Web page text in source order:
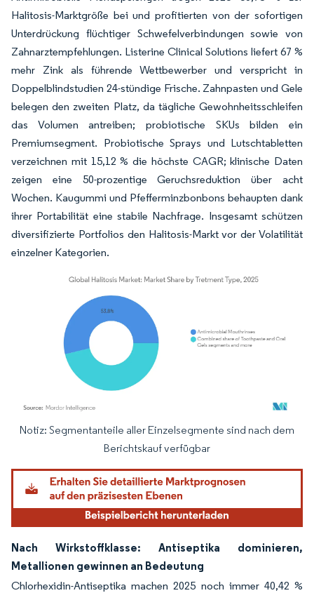
Halitosis-Marktgröße bei und profitierten von der sofortigen
Unterdrückung flüchtiger Schwefelverbindungen sowie von
Zahnarztempfehlungen. Listerine Clinical Solutions liefert 67 %
mehr Zink als führende Wettbewerber und verspricht in
Doppelblindstudien 24-stündige Frische. Zahnpasten und Gele
belegen den zweiten Platz, da tägliche Gewohnheitsschleifen
das Volumen antreiben; probiotische SKUs bilden ein
Premiumsegment. Probiotische Sprays und Lutschtabletten
verzeichnen mit 15,12 % die höchste CAGR; klinische Daten
zeigen eine 50-prozentige Geruchsreduktion über acht
Wochen. Kaugummi und Pfefferminzbonbons behaupten dank
ihrer Portabilität eine stabile Nachfrage. Insgesamt schützen
diversifizierte Portfolios den Halitosis-Markt vor der Volatilität
einzelner Kategorien.
Bild © Mordor Intelligence. Wiederverwendung erfordert Namensnennung
Notiz: Segmentanteile aller Einzelsegmente sind nach dem
Berichtskauf verfügbar
Nach Wirkstoffklasse: Antiseptika dominieren,
Metallionen gewinnen an Bedeutung
Chlorhexidin-Antiseptika machen 2025 noch immer 40,42 %